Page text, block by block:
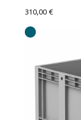
310,00 €